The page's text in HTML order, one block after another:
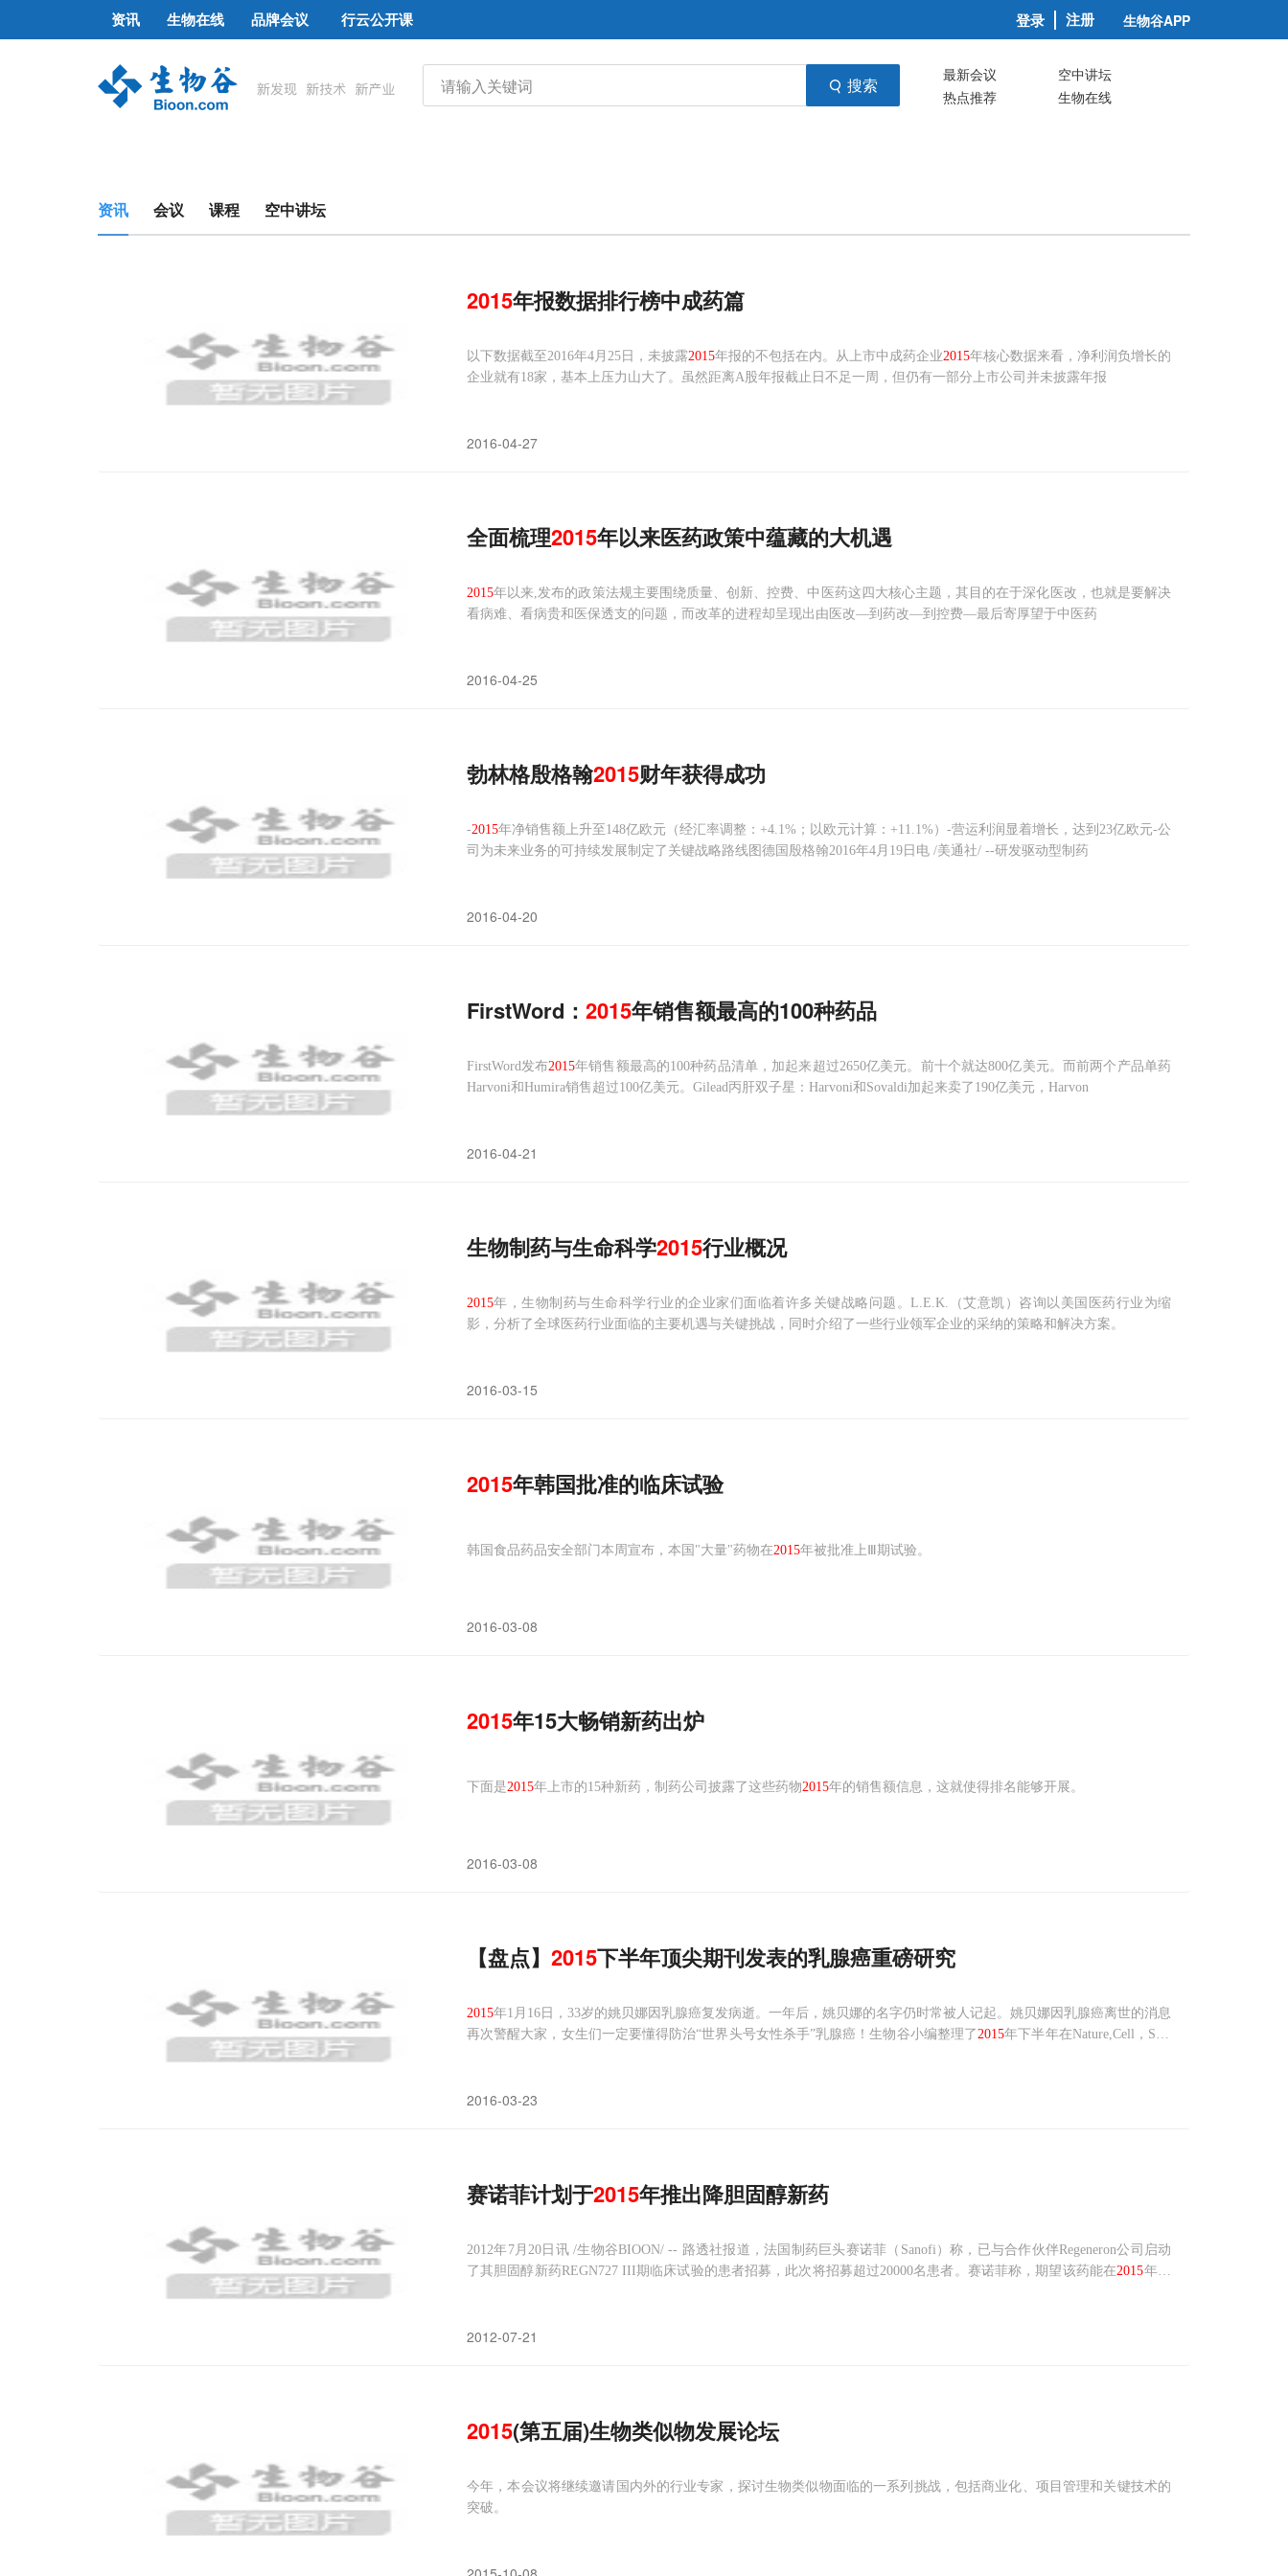
资讯 生物在线 品牌会议 行云公开课 登录 注册 生物谷APP
搜索 最新会议
空中讲坛
热点推荐
生物在线
资讯 会议 课程 空中讲坛
2015年报数据排行榜中成药篇
以下数据截至2016年4月25日，未披露2015年报的不包括在内。从上市中成药企业2015年核心数据来看，净利润负增长的
企业就有18家，基本上压力山大了。虽然距离A股年报截止日不足一周，但仍有一部分上市公司并未披露年报
2016-04-27
全面梳理2015年以来医药政策中蕴藏的大机遇
2015年以来,发布的政策法规主要围绕质量、创新、控费、中医药这四大核心主题，其目的在于深化医改，也就是要解决
看病难、看病贵和医保透支的问题，而改革的进程却呈现出由医改—到药改—到控费—最后寄厚望于中医药
2016-04-25
勃林格殷格翰2015财年获得成功
-2015年净销售额上升至148亿欧元（经汇率调整：+4.1%；以欧元计算：+11.1%）-营运利润显着增长，达到23亿欧元-公
司为未来业务的可持续发展制定了关键战略路线图德国殷格翰2016年4月19日电 /美通社/ --研发驱动型制药
2016-04-20
FirstWord： 2015年销售额最高的100种药品
FirstWord发布2015年销售额最高的100种药品清单，加起来超过2650亿美元。前十个就达800亿美元。而前两个产品单药
Harvoni和Humira销售超过100亿美元。Gilead丙肝双子星：Harvoni和Sovaldi加起来卖了190亿美元，Harvon
2016-04-21
生物制药与生命科学2015行业概况
2015年，生物制药与生命科学行业的企业家们面临着许多关键战略问题。L.E.K.（艾意凯）咨询以美国医药行业为缩
影，分析了全球医药行业面临的主要机遇与关键挑战，同时介绍了一些行业领军企业的采纳的策略和解决方案。
2016-03-15
2015年韩国批准的临床试验
韩国食品药品安全部门本周宣布，本国"大量"药物在2015年被批准上Ⅲ期试验。
2016-03-08
2015年15大畅销新药出炉
下面是2015年上市的15种新药，制药公司披露了这些药物2015年的销售额信息，这就使得排名能够开展。
2016-03-08
【盘点】 2015下半年顶尖期刊发表的乳腺癌重磅研究
2015年1月16日，33岁的姚贝娜因乳腺癌复发病逝。一年后，姚贝娜的名字仍时常被人记起。姚贝娜因乳腺癌离世的消息
再次警醒大家，女生们一定要懂得防治“世界头号女性杀手”乳腺癌！生物谷小编整理了2015年下半年在Nature,Cell，Scie
2016-03-23
赛诺菲计划于2015年推出降胆固醇新药
2012年7月20日讯 /生物谷BIOON/ -- 路透社报道，法国制药巨头赛诺菲（Sanofi）称，已与合作伙伴Regeneron公司启动
了其胆固醇新药REGN727 III期临床试验的患者招募，此次将招募超过20000名患者。赛诺菲称，期望该药能在2015年晚
2012-07-21
2015(第五届)生物类似物发展论坛
今年，本会议将继续邀请国内外的行业专家，探讨生物类似物面临的一系列挑战，包括商业化、项目管理和关键技术的
突破。